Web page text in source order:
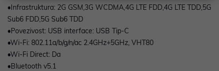
•Infrastruktura: 2G GSM,3G WCDMA,4G LTE FDD,4G LTE TDD,5G
Sub6 FDD,5G Sub6 TDD
•Povezivost: USB interface: USB Tip-C
•Wi-Fi: 802.11a/b/g/n/ac 2.4GHz+5GHz, VHT80
•Wi-Fi Direct: Da
•Bluetooth v5.1